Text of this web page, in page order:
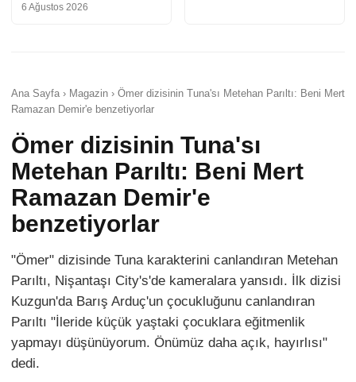
6 Ağustos 2026
Ana Sayfa › Magazin › Ömer dizisinin Tuna'sı Metehan Parıltı: Beni Mert
Ramazan Demir'e benzetiyorlar
Ömer dizisinin Tuna'sı
Metehan Parıltı: Beni Mert
Ramazan Demir'e
benzetiyorlar
"Ömer" dizisinde Tuna karakterini canlandıran Metehan
Parıltı, Nişantaşı City's'de kameralara yansıdı. İlk dizisi
Kuzgun'da Barış Arduç'un çocukluğunu canlandıran
Parıltı "İleride küçük yaştaki çocuklara eğitmenlik
yapmayı düşünüyorum. Önümüz daha açık, hayırlısı"
dedi.